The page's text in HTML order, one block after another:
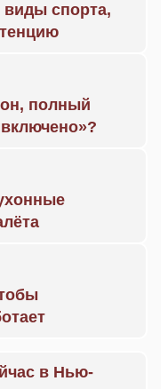
спорта,
полный
в Нью-